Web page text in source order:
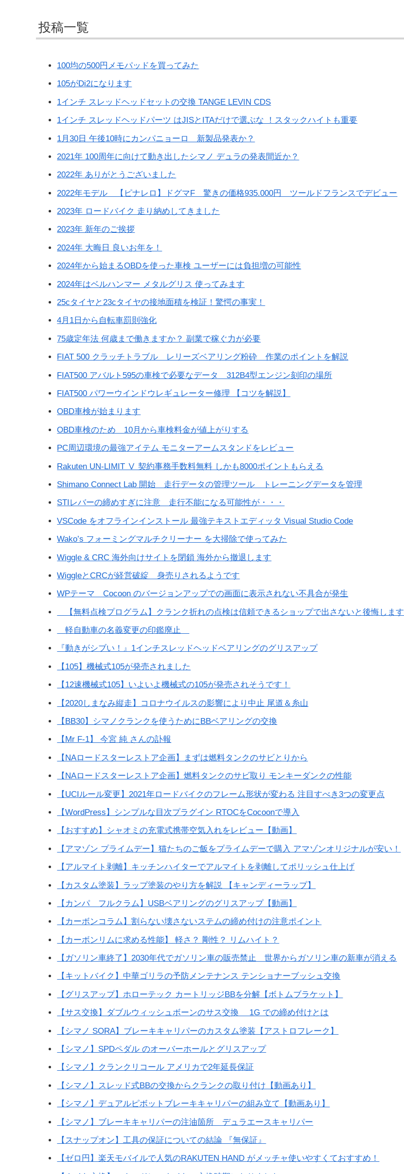
投稿一覧
100均の500円メモパッドを買ってみた
105がDi2になります
1インチ スレッドヘッドセットの交換 TANGE LEVIN CDS
1インチ スレッドヘッドパーツ はJISとITAだけで選ぶな ！スタックハイトも重要
1月30日 午後10時にカンパニョーロ 新製品発表か？
2021年 100周年に向けて動き出したシマノ デュラの発表間近か？
2022年 ありがとうございました
2022年モデル 【ピナレロ】ドグマF 驚きの価格935.000円 ツールドフランスでデビュー
2023年 ロードバイク 走り納めしてきました
2023年 新年のご挨拶
2024年 大晦日 良いお年を！
2024年から始まるOBDを使った車検 ユーザーには負担増の可能性
2024年はベルハンマー メタルグリス 使ってみます
25cタイヤと23cタイヤの接地面積を検証！驚愕の事実！
4月1日から自転車罰則強化
75歳定年法 何歳まで働きますか？ 副業で稼ぐ力が必要
FIAT 500 クラッチトラブル レリーズベアリング粉砕 作業のポイントを解説
FIAT500 アバルト595の車検で必要なデータ 312B4型エンジン刻印の場所
FIAT500 パワーウインドウレギュレーター修理 【コツを解説】
OBD車検が始まります
OBD車検のため 10月から車検料金が値上がりする
PC周辺環境の最強アイテム モニターアームスタンドをレビュー
Rakuten UN-LIMIT Ⅴ 契約事務手数料無料 しかも8000ポイントもらえる
Shimano Connect Lab 開始 走行データの管理ツール トレーニングデータを管理
STIレバーの締めすぎに注意 走行不能になる可能性が・・・
VSCode をオフラインインストール 最強テキストエディッタ Visual Studio Code
Wako’s フォーミングマルチクリーナー を大掃除で使ってみた
Wiggle & CRC 海外向けサイトを閉鎖 海外から撤退します
WiggleとCRCが経営破綻 身売りされるようです
WPテーマ Cocoon のバージョンアップでの画面に表示されない不具合が発生
【無料点検プログラム】クランク折れの点検は信頼できるショップで出さないと後悔します
軽自動車の名義変更の印鑑廃止
『動きがシブい！』1インチスレッドヘッドベアリングのグリスアップ
【105】機械式105が発売されました
【12速機械式105】いよいよ機械式の105が発売されそうです！
【2020しまなみ縦走】コロナウイルスの影響により中止 尾道＆糸山
【BB30】シマノクランクを使うためにBBベアリングの交換
【Mr F-1】 今宮 純 さんの訃報
【NAロードスターレストア企画】まずは燃料タンクのサビとりから
【NAロードスターレストア企画】燃料タンクのサビ取り モンキーダンクの性能
【UCIルール変更】2021年ロードバイクのフレーム形状が変わる 注目すべき3つの変更点
【WordPress】シンプルな目次プラグイン RTOCをCocoonで導入
【おすすめ】シャオミの充電式携帯空気入れをレビュー【動画】
【アマゾン プライムデー】猫たちのご飯をプライムデーで購入 アマゾンオリジナルが安い！
【アルマイト剥離】キッチンハイターでアルマイトを剥離してポリッシュ仕上げ
【カスタム塗装】ラップ塗装のやり方を解説 【キャンディーラップ】
【カンパ フルクラム】USBベアリングのグリスアップ【動画】
【カーボンコラム】割らない壊さないステムの締め付けの注意ポイント
【カーボンリムに求める性能】 軽さ？ 剛性？ リムハイト？
【ガソリン車終了】2030年代でガソリン車の販売禁止 世界からガソリン車の新車が消える
【キットバイク】中華ゴリラの予防メンテナンス テンショナーブッシュ交換
【グリスアップ】ホローテック カートリッジBBを分解【ボトムブラケット】
【サス交換】ダブルウィッシュボーンのサス交換 1G での締め付けとは
【シマノ SORA】ブレーキキャリパーのカスタム塗装【アストロフレーク】
【シマノ】SPDペダル のオーバーホールとグリスアップ
【シマノ】クランクリコール アメリカで2年延長保証
【シマノ】スレッド式BBの交換からクランクの取り付け【動画あり】
【シマノ】デュアルピボットブレーキキャリパーの組み立て【動画あり】
【シマノ】ブレーキキャリパーの注油箇所 デュラエースキャリパー
【スナップオン】工具の保証についての結論 『無保証』
【ゼロ円】楽天モバイルで人気のRAKUTEN HAND がメッチャ使いやすくておすすめ！